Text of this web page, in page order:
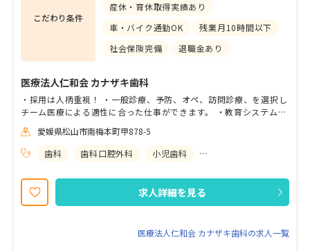
こだわり条件
産休・育休取得実績あり
車・バイク通勤OK
残業月10時間以下
社会保険完備
退職金あり
医療法人仁和会 カナザキ歯科
・採用は人柄重視！ ・一般診療、予防、オペ、訪問診療、を選択し
チーム医療による適性に合った仕事ができます。 ・教育システム完
らフォローしていくので安心して学ぶことができます。 ・滅菌専任
の有資格者が在籍し滅菌を徹底しています。 ・「For the Patient」
の理念を重視し仕事そのものを楽しみながら一生働きやすい職場作
後はお仕事に復帰しています。 ・ゴルフ、テニスなどのスポレクが
あり、Dr、DH、DA、受付全員が自由に参加できる仲の良い明るく
愛媛県松山市南梅本町甲878-5
歯科
歯科口腔外科 小児歯科 矯正歯科
求人詳細を見る
医療法人仁和会 カナザキ歯科の求人一覧